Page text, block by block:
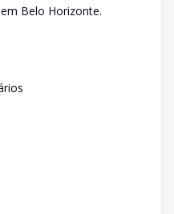
Belo Horizonte.